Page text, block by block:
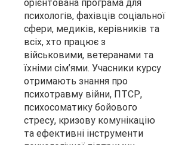
орієнтована програма для
психологів, фахівців соціальної
сфери, медиків, керівників та
всіх, хто працює з
військовими, ветеранами та
їхніми сім’ями. Учасники курсу
отримають знання про
психотравму війни, ПТСР,
психосоматику бойового
стресу, кризову комунікацію
та ефективні інструменти